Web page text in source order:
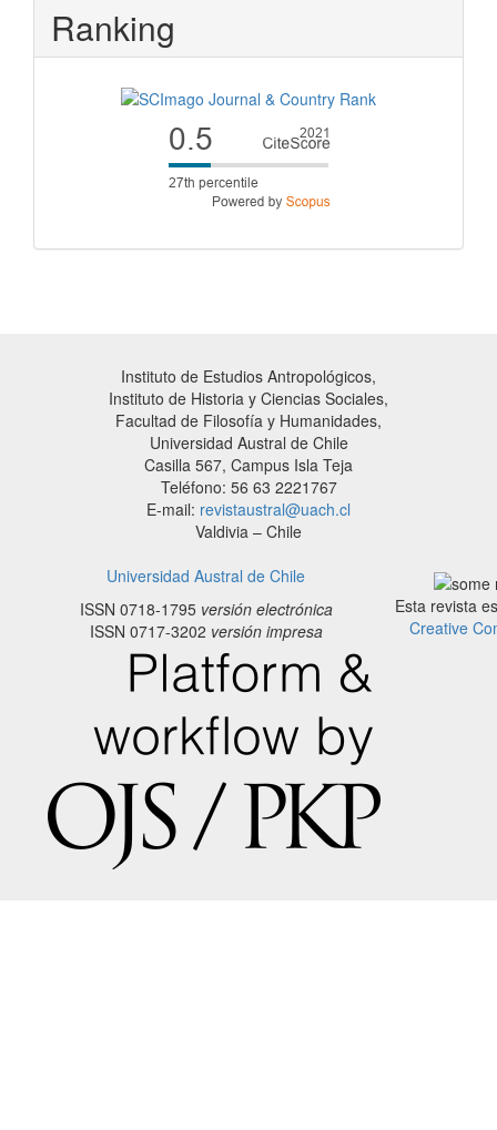
Ranking
Instituto de Estudios Antropológicos,
Instituto de Historia y Ciencias Sociales,
Facultad de Filosofía y Humanidades,
Universidad Austral de Chile
Casilla 567, Campus Isla Teja
Teléfono: 56 63 2221767
E-mail: revistaustral@uach.cl
Valdivia – Chile
Universidad Austral de Chile
ISSN 0718-1795versión electrónica
ISSN 0717-3202 versión impresa
Esta revista
Creative